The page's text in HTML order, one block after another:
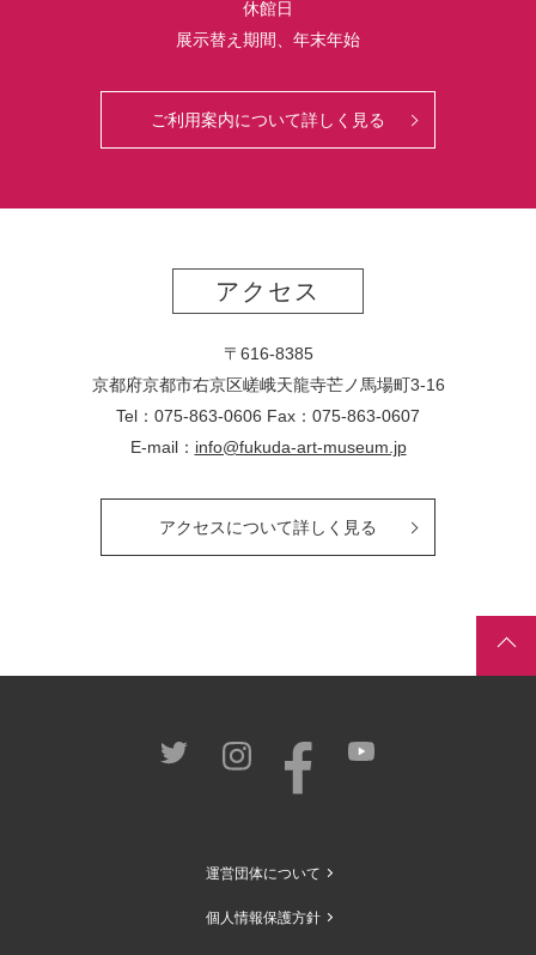
休館日
展示替え期間、年末年始
ご利用案内について詳しく見る
アクセス
〒616-8385
京都府京都市右京区嵯峨天龍寺芒ノ馬場町3-16
Tel：075-863-0606 Fax：075-863-0607
E-mail： info@fukuda-art-museum.jp
アクセスについて詳しく見る
運営団体について
個人情報保護方針